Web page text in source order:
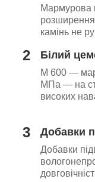
Мармурова
розширення
камінь не
2 Білий
М 600 —
МПа — на
високих
3 Добавки
Добавки